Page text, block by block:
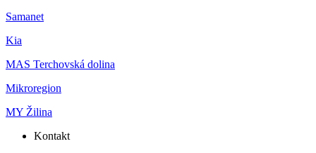
Samanet
Kia
MAS Terchovská dolina
Mikroregion
MY Žilina
Kontakt